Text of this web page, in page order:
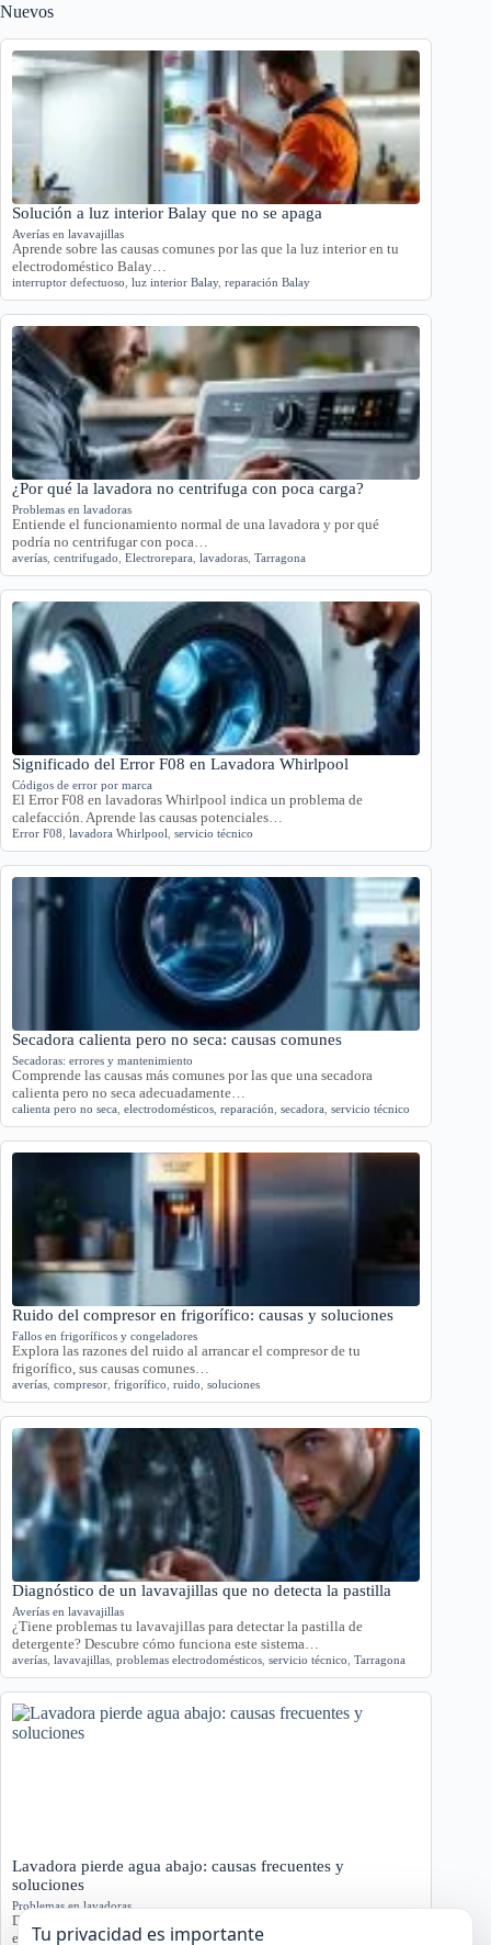
Nuevos
Solución a luz interior Balay que no se apaga
Averías en lavavajillas
Aprende sobre las causas comunes por las que la luz interior en tu
electrodoméstico Balay…
interruptor defectuoso luz interior Balay, reparación Balay
¿Por qué la lavadora no centrifuga con poca carga?
Problemas en lavadoras
Entiende el funcionamiento normal de una lavadora y por qué
podría no centrifugar con poca…
averías centrifugado Electrorepara lavadoras Tarragona
Significado del Error F08 en Lavadora Whirlpool
Códigos de error por marca
El Error F08 en lavadoras Whirlpool indica un problema de
calefacción. Aprende las causas potenciales…
Error F08 lavadora Whirlpool servicio técnico
Secadora calienta pero no seca: causas comunes
Secadoras: errores y mantenimiento
Comprende las causas más comunes por las que una secadora
calienta pero no seca adecuadamente…
calienta pero no seca electrodomésticos reparación secadora servicio técnico
Ruido del compresor en frigorífico: causas y soluciones
Fallos en frigoríficos y congeladores
Explora las razones del ruido al arrancar el compresor de tu
frigorífico, sus causas comunes…
averías compresor frigorífico ruido soluciones
Diagnóstico de un lavavajillas que no detecta la pastilla
Averías en lavavajillas
¿Tiene problemas tu lavavajillas para detectar la pastilla de
detergente? Descubre cómo funciona este sistema…
averías lavavajillas problemas electrodomésticos servicio técnico Tarragona
Lavadora pierde agua abajo: causas frecuentes y
soluciones
Problemas en lavadoras
Descubre por qué tu lavadora pierde agua por la parte inferior con
este análisis detallado.…
Tu privacidad es importante